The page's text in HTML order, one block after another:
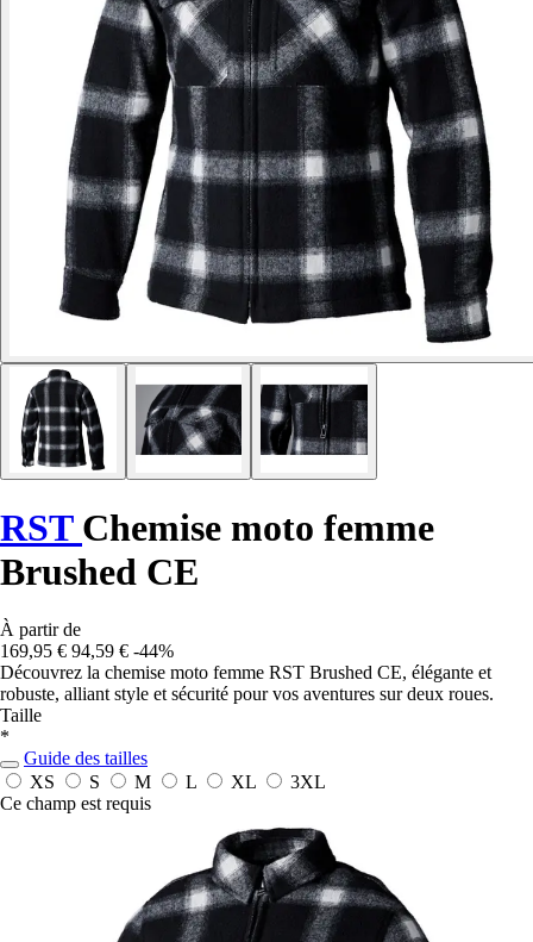
RST Chemise moto femme
Brushed CE
À partir de
169,95 € 94,59 € -44%
Découvrez la chemise moto femme RST Brushed CE, élégante et
robuste, alliant style et sécurité pour vos aventures sur deux roues.
Taille
*
Guide des tailles
XS
S M L XL
3XL
Ce champ est requis